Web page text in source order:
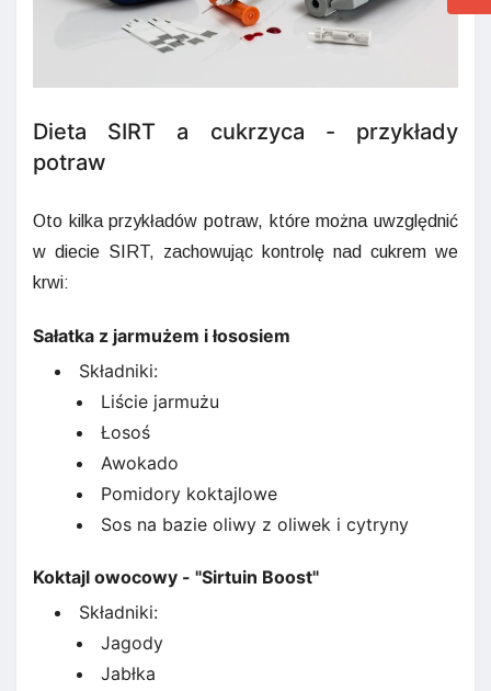
Dieta SIRT a cukrzyca - przykłady
potraw
Oto kilka przykładów potraw, które można uwzględnić
w diecie SIRT, zachowując kontrolę nad cukrem we
krwi:
Sałatka z jarmużem i łososiem
Składniki:
Liście jarmużu
Łosoś
Awokado
Pomidory koktajlowe
Sos na bazie oliwy z oliwek i cytryny
Koktajl owocowy - "Sirtuin Boost"
Składniki:
Jagody
Jabłka